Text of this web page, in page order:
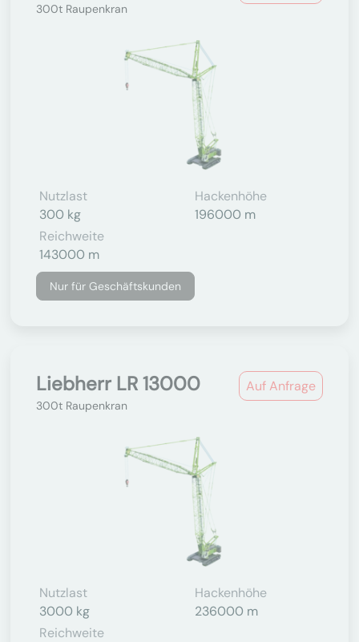
300t Raupenkran
Nutzlast
300 kg
Hackenhöhe
196000 m
Reichweite
143000 m
Nur für Geschäftskunden
Auf Anfrage
Liebherr LR 13000
300t Raupenkran
Nutzlast
3000 kg
Hackenhöhe
236000 m
Reichweite